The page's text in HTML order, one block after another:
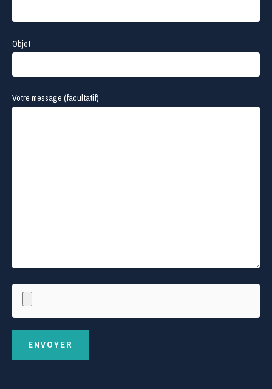
Objet
Votre message (facultatif)